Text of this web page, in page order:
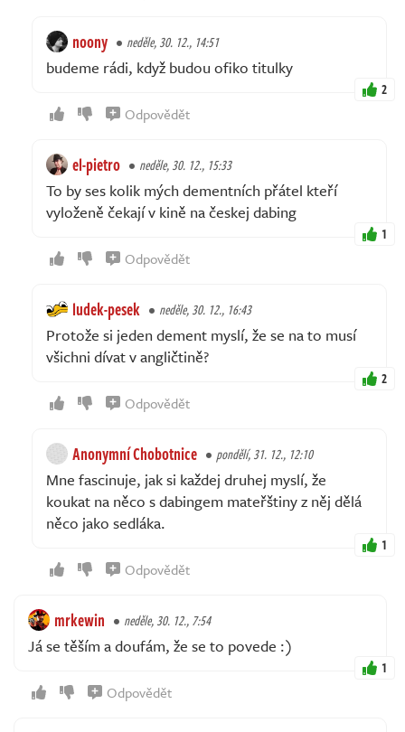
noony neděle, 30. 12., 14:51
budeme rádi, když budou ofiko titulky
2
Odpovědět
el-pietro neděle, 30. 12., 15:33
To by ses kolik mých dementních přátel kteří
vyloženě čekají v kině na českej dabing
1
Odpovědět
ludek-pesek neděle, 30. 12., 16:43
Protože si jeden dement myslí, že se na to musí
všichni dívat v angličtině?
2
Odpovědět
Anonymní Chobotnice pondělí, 31. 12., 12:10
Mne fascinuje, jak si každej druhej myslí, že
koukat na něco s dabingem mateřštiny z něj dělá
něco jako sedláka.
1
Odpovědět
mrkewin neděle, 30. 12., 7:54
Já se těším a doufám, že se to povede :)
1
Odpovědět